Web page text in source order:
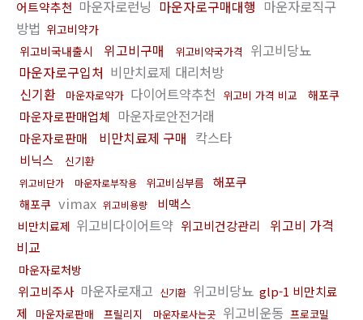
어트약추천 마운자로런닝 마운자로구매대행 마운자로직구
방법 위고비약가
위고비국내출시
위고비구매 위고비약국가격
위고비당뇨
마운자로구입처 비만치료제 대리처방
신기환
마운자로약가 다이어트약추천 위고비 가격 비교 해포쿠
마운자로판매업체 마운자로안전거래
마운자로판매 비만치료제 구매 칵스타
비닉스 신기환
위고비단가 마운자로부작용 위고비심부름 해포쿠
해포쿠 vimax 위고비용량 비맥스
비만치료제 위고비다이어트약 위고비건강관리
위고비 가격
비교
마운자로처방
위고비주사 마운자로재고 신기환 위고비당뇨 glp-1 비만치료
제
마운자로판매 프릴리지 마운자로사는곳 위고비운동 프로코밀